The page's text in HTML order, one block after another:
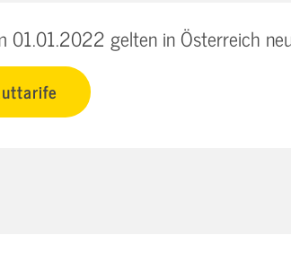
01.01.2022 gelten in Österreich